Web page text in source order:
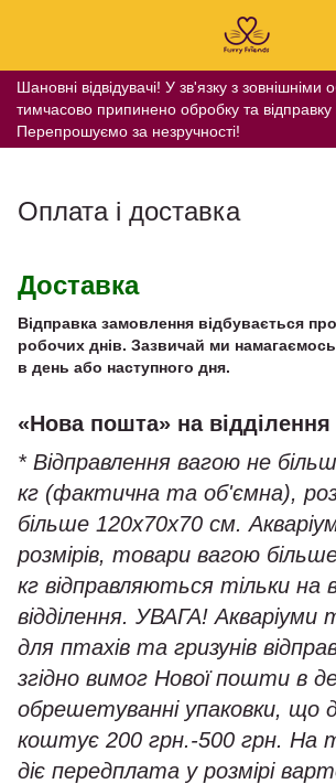
Шановні відвідувачі! У зв'язку з зовнішніми
тимчасово припинено обробку та відправку
Перепрошуємо за незручності!
Оплата і доставка
Доставка
Відправка замовлення відбувається
робочих днів. Зазвичай ми
в день або наступного дня.
«Нова пошта» на відділення
* Відправлення вагою не
кг (фактична та об'ємна),
більше 120х70х70 см.
розмірів, товари вагою
кг відправляються тільки на
відділення. УВАГА! Акваріуми
для птахів та гризунів
згідно вимог Нової пошти в
обрешетуванні упаковки, що
коштує 200 грн.-500 грн. На
діє передплата у розмірі